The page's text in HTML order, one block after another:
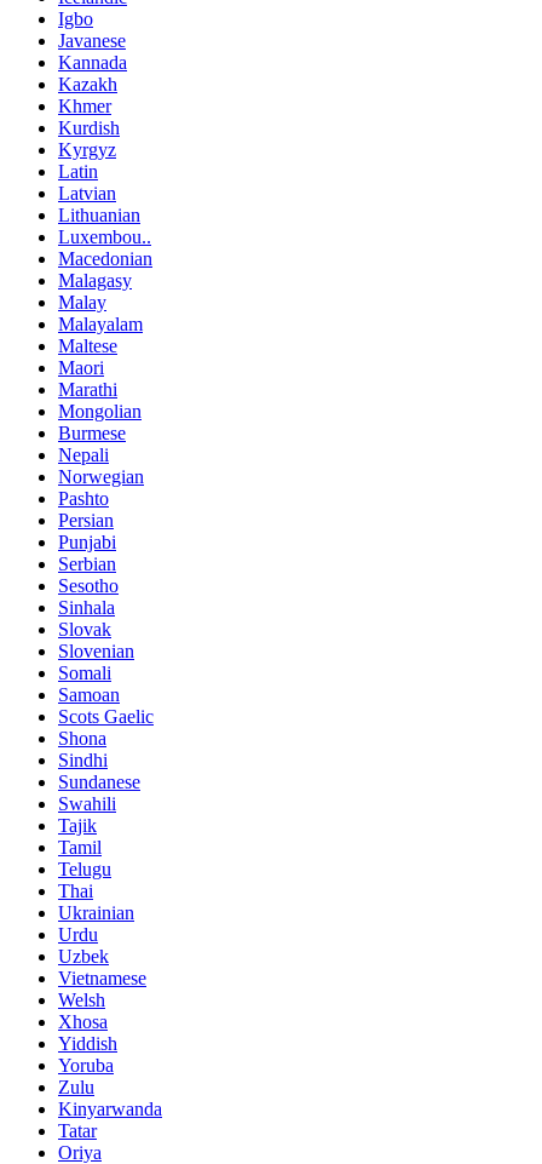
Igbo
Javanese
Kannada
Kazakh
Khmer
Kurdish
Kyrgyz
Latin
Latvian
Lithuanian
Luxembou..
Macedonian
Malagasy
Malay
Malayalam
Maltese
Maori
Marathi
Mongolian
Burmese
Nepali
Norwegian
Pashto
Persian
Punjabi
Serbian
Sesotho
Sinhala
Slovak
Slovenian
Somali
Samoan
Scots Gaelic
Shona
Sindhi
Sundanese
Swahili
Tajik
Tamil
Telugu
Thai
Ukrainian
Urdu
Uzbek
Vietnamese
Welsh
Xhosa
Yiddish
Yoruba
Zulu
Kinyarwanda
Tatar
Oriya